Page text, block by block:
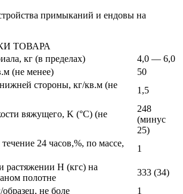
примыканий и ендовы на
ТОВАРА
кг (в пределах)
4,0 — 6,0
(не менее)
50
стороны, кг/кв.м (не
1,5
вяжущего, K (°C) (не
248
(минус
25)
24 часов,%, по массе,
1
растяжении Н (кгс) на
полотне
333 (34)
не боле
1